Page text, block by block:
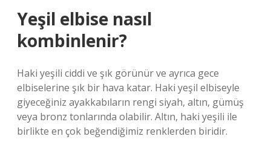
Yeşil elbise nasıl
kombinlenir?
Haki yeşili ciddi ve şık görünür ve ayrıca gece
elbiselerine şık bir hava katar. Haki yeşil elbiseyle
giyeceğiniz ayakkabıların rengi siyah, altın, gümüş
veya bronz tonlarında olabilir. Altın, haki yeşili ile
birlikte en çok beğendiğimiz renklerden biridir.